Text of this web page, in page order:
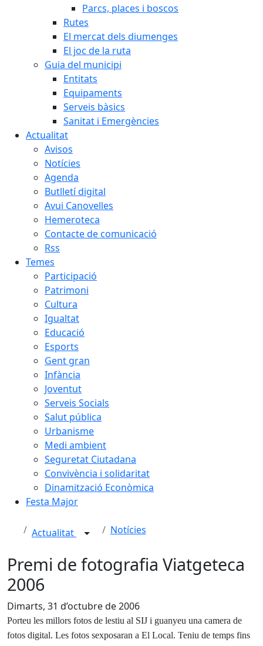
Parcs, places i boscos
Rutes
El mercat dels diumenges
El joc de la ruta
Guia del municipi
Entitats
Equipaments
Serveis bàsics
Sanitat i Emergències
Actualitat
Avisos
Notícies
Agenda
Butlletí digital
Avui Canovelles
Hemeroteca
Contacte de comunicació
Rss
Temes
Participació
Patrimoni
Cultura
Igualtat
Educació
Esports
Gent gran
Infància
Joventut
Serveis Socials
Salut pública
Urbanisme
Medi ambient
Seguretat Ciutadana
Convivència i solidaritat
Dinamització Econòmica
Festa Major
Actualitat Notícies
Premi de fotografia Viatgeteca
2006
Dimarts, 31 d’octubre de 2006
Porteu les millors fotos de lestiu al SIJ i guanyeu una camera de
fotos digital. Les fotos sexposaran a El Local. Teniu de temps fins